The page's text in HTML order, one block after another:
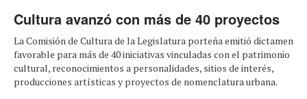
Cultura avanzó con más de 40 proyectos
La Comisión de Cultura de la Legislatura porteña emitió dictamen
favorable para más de 40 iniciativas vinculadas con el patrimonio
cultural, reconocimientos a personalidades, sitios de interés,
producciones artísticas y proyectos de nomenclatura urbana.